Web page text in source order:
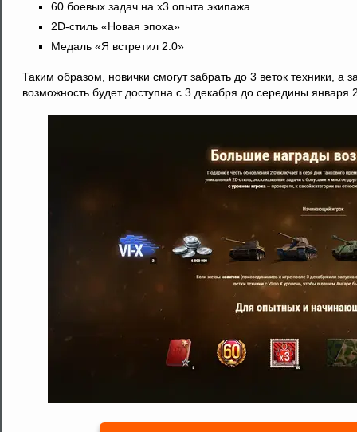
60 боевых задач на x3 опыта экипажа
2D-стиль «Новая эпоха»
Медаль «Я встретил 2.0»
Таким образом, новички смогут забрать до 3 веток техники,
возможность будет доступна с 3 декабря до середины